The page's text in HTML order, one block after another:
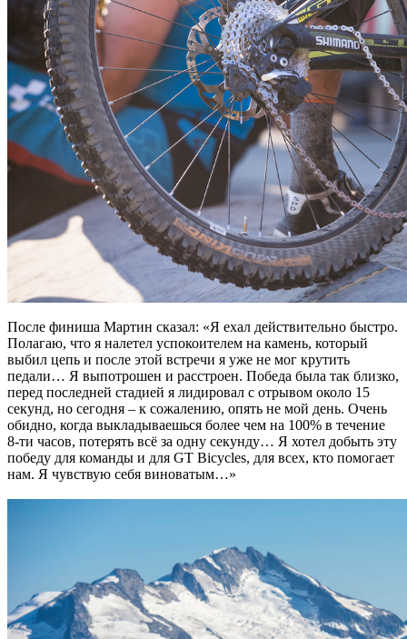
После финиша Мартин сказал: «Я ехал действительно быстро.
Полагаю, что я налетел успокоителем на камень, который
выбил цепь и после этой встречи я уже не мог крутить
педали… Я выпотрошен и расстроен. Победа была так близко,
перед последней стадией я лидировал с отрывом около 15
секунд, но сегодня – к сожалению, опять не мой день. Очень
обидно, когда выкладываешься более чем на 100% в течение
8-ти часов, потерять всё за одну секунду… Я хотел добыть эту
победу для команды и для GT Bicycles, для всех, кто помогает
нам. Я чувствую себя виноватым…»